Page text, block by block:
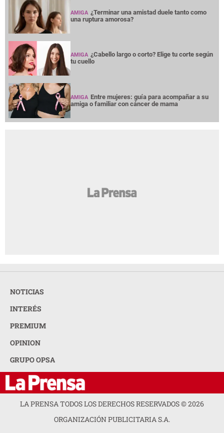
AMIGA ¿Terminar una amistad duele tanto como
una ruptura amorosa?
AMIGA ¿Cabello largo o corto? Elige tu corte según
tu cuello
AMIGA Entre mujeres: guía para acompañar a su
amiga o familiar con cáncer de mama
NOTICIAS
INTERÉS
PREMIUM
OPINION
GRUPO OPSA
LA PRENSA TODOS LOS DERECHOS RESERVADOS ©2026
ORGANIZACIÓN PUBLICITARIA S.A.